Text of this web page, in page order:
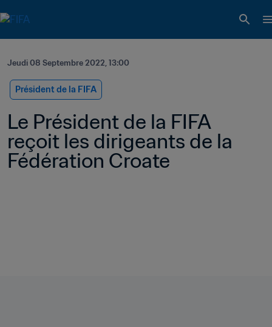
Jeudi 08 Septembre 2022, 13:00
Président de la FIFA
Le Président de la FIFA
reçoit les dirigeants de la
Fédération Croate